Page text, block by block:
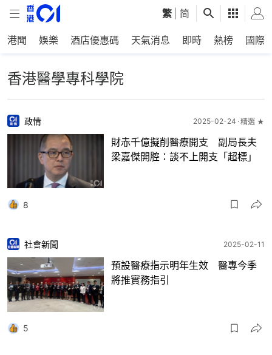
繁 简
港聞 娛樂 酒店優惠碼 天氣消息 即時 熱榜 國際
香港醫學專科學院
政情 2025-02-24 精選 ★
財赤千億擬削醫療開支 副局長夫
梁嘉傑開腔：談不上開支「超標」
8
社會新聞 2025-02-11
預設醫療指示明年生效 醫專今季
將推實務指引
5